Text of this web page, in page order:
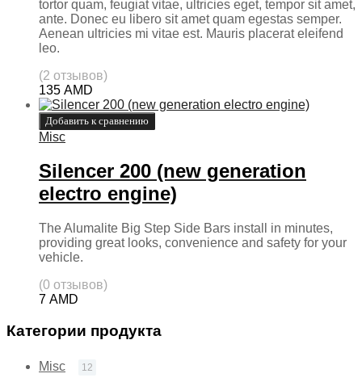
tortor quam, feugiat vitae, ultricies eget, tempor sit amet,
ante. Donec eu libero sit amet quam egestas semper.
Aenean ultricies mi vitae est. Mauris placerat eleifend
leo.
(2 отзывов)
135 AMD
Добавить к сравнению
Misc
Silencer 200 (new generation
electro engine)
The Alumalite Big Step Side Bars install in minutes,
providing great looks, convenience and safety for your
vehicle.
(0 отзывов)
7 AMD
Категории продукта
Misc 12